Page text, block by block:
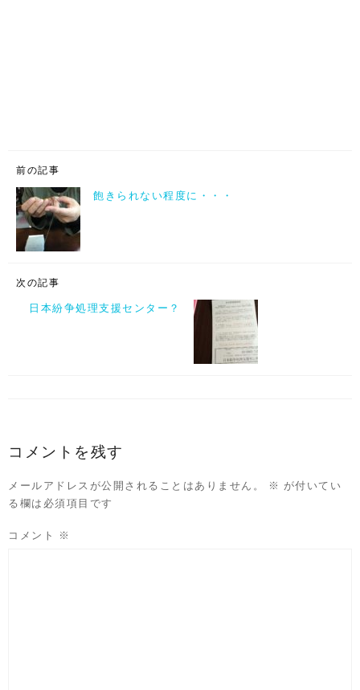
前の記事
飽きられない程度に・・・
次の記事
日本紛争処理支援センター？
コメントを残す
メールアドレスが公開されることはありません。 ※
が付いてい
る欄は必須項目です
コメント ※